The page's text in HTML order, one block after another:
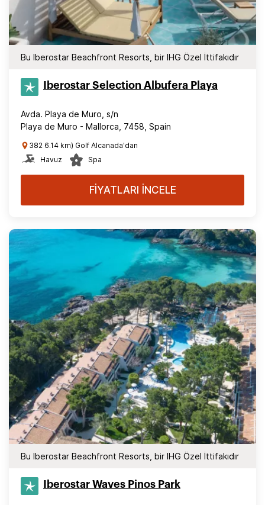
Bu Iberostar Beachfront Resorts, bir IHG Özel İttifakıdır
Iberostar Selection​ Albufera Playa
Avda. Playa de Muro, s/n
Playa de Muro - Mallorca, 7458, Spain
382 6.14 km) Golf Alcanada'dan
Havuz
Spa
FİYATLARI İNCELE
Bu Iberostar Beachfront Resorts, bir IHG Özel İttifakıdır
Iberostar Waves Pinos Park